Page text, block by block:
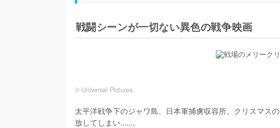
戦闘シーンが一切ない異色の戦争映画
© Universal Pictures
太平洋戦争下のジャワ島、日本軍捕虜収容所。クリスマス
放してしまい......。